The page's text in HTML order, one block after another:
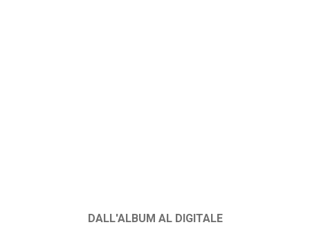
DALL'ALBUM AL DIGITALE